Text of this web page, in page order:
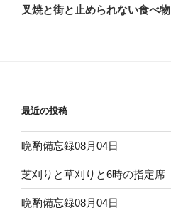
ゲ
の
叉焼と街と止められない食べ物
最近の投稿
晩酌備忘録08月04日
芝刈りと草刈りと6時の指定席
晩酌備忘録08月04日